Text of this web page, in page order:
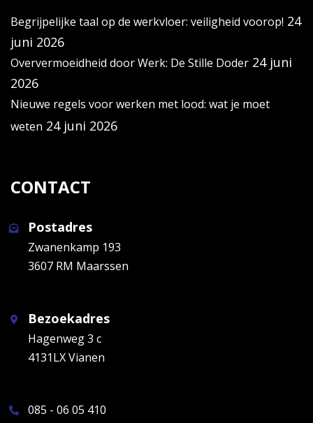
Begrijpelijke taal op de werkvloer: veiligheid voorop! 24
juni 2026
Oververmoeidheid door Werk: De Stille Doder 24 juni
2026
Nieuwe regels voor werken met lood: wat je moet
weten 24 juni 2026
CONTACT
Postadres
Zwanenkamp 193
3607 RM Maarssen
Bezoekadres
Hagenweg 3 c
4131LX Vianen
085 - 06 05 410